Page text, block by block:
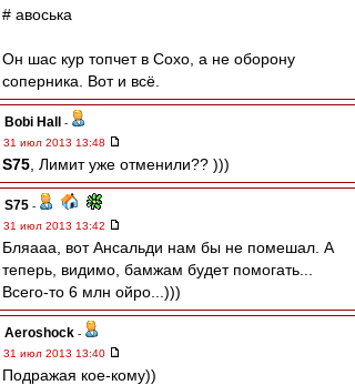
# авоська
Он шас кур топчет в Сохо, а не оборону
соперника. Вот и всё.
Bobi Hall
-
31 июл 2013 13:48
S75 , Лимит уже отменили?? )))
S75 -
31 июл 2013 13:42
Бляааа, вот Ансальди нам бы не помешал. А
теперь, видимо, бамжам будет помогать...
Всего-то 6 млн ойро...)))
Aeroshock -
31 июл 2013 13:40
Подражая кое-кому))